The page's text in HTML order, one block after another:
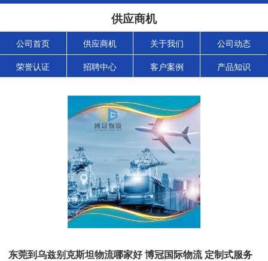
供应商机
公司首页 供应商机 关于我们 公司动态
荣誉认证 招聘中心 客户案例 产品知识
东莞到乌兹别克斯坦物流哪家好 博冠国际物流 定制式服务